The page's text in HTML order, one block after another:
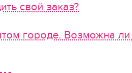
свой заказ?
городе. Возможна ли